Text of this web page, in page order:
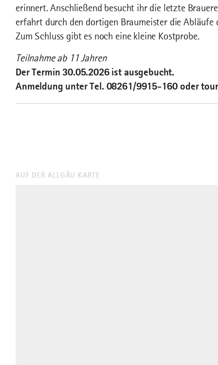
erinnert. Anschließend besucht ihr die letzte
erfahrt durch den dortigen Braumeister die Abläufe
Zum Schluss gibt es noch eine kleine Kostprobe.
Teilnahme ab 11 Jahren
Der Termin 30.05.2026 ist ausgebucht.
Anmeldung unter Tel. 08261/9915-160 oder
AUF DER ALLGÄU KARTE